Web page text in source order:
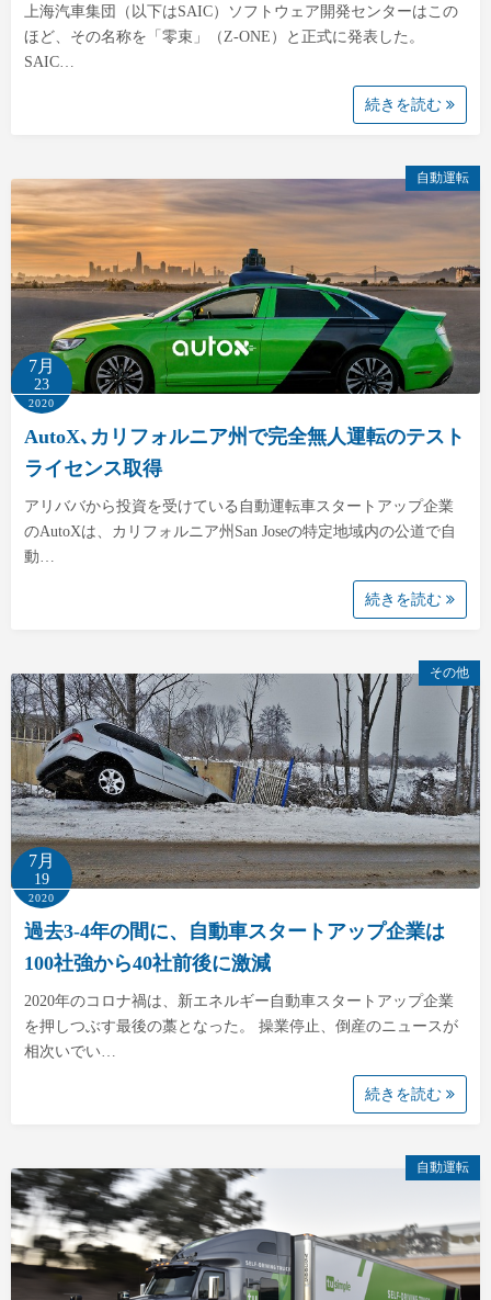
上海汽車集団（以下はSAIC）ソフトウェア開発センターはこの
ほど、その名称を「零束」（Z-ONE）と正式に発表した。
SAIC…
続きを読む
自動運転
7月
23
2020
AutoX､カリフォルニア州で完全無人運転のテスト
ライセンス取得
アリババから投資を受けている自動運転車スタートアップ企業
のAutoXは、カリフォルニア州San Joseの特定地域内の公道で自
動…
続きを読む
その他
7月
19
2020
過去3-4年の間に、自動車スタートアップ企業は
100社強から40社前後に激減
2020年のコロナ禍は、新エネルギー自動車スタートアップ企業
を押しつぶす最後の藁となった。 操業停止、倒産のニュースが
相次いでい…
続きを読む
自動運転